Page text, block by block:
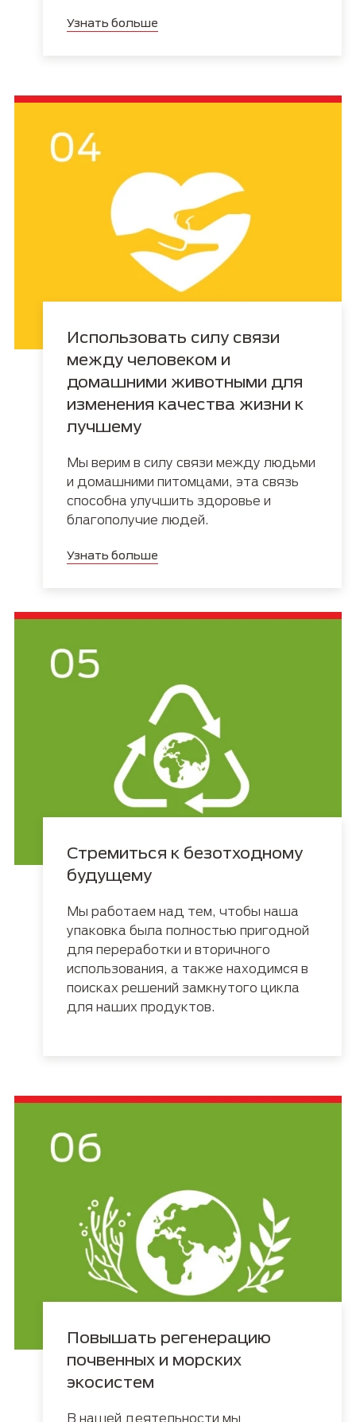
Узнать больше
Использовать силу связи
между человеком и
домашними животными для
изменения качества жизни к
лучшему
Мы верим в силу связи между людьми
и домашними питомцами, эта связь
способна улучшить здоровье и
благополучие людей.
Узнать больше
Стремиться к безотходному
будущему
Мы работаем над тем, чтобы наша
упаковка была полностью пригодной
для переработки и вторичного
использования, а также находимся в
поисках решений замкнутого цикла
для наших продуктов.
Повышать регенерацию
почвенных и морских
экосистем
В нашей деятельности мы